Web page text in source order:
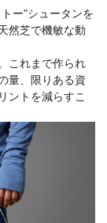
ー"シュータンを
然芝で機敏な動
これまで作られ
量、限りある資
ントを減らすこ